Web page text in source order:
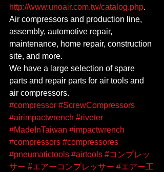
http://www.unoair.com.tw/catalog.php.
Air compressors and production line,
assembly, automotive repair,
maintenance, home repair, construction
site, and more.
We have a large selection of spare
parts and repair parts for air tools and
air compressors.
#compressor #ScrewCompressors
#airimpactwrench #riveter
#MadeInTaiwan #impactwrench
#compressors #compressores
#pneumatictools #airtools #コンプレッ
サー #エアーコンプレッサー #エアー工